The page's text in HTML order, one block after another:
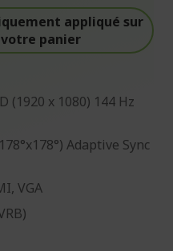
appliqué sur
votre panier
(1920 x 1080) 144 Hz
Adaptive Sync
VGA